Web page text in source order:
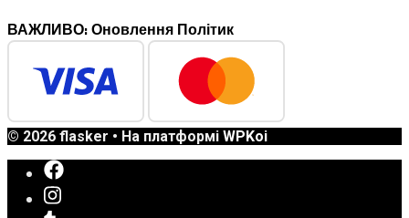
ВАЖЛИВО: Оновлення Політик
© 2026 flasker • На платформі WPKoi